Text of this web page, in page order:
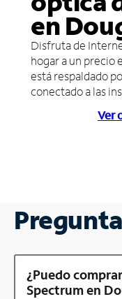
en
Disfruta de
hogar a un precio
está respaldado
conectado a las
Ver
¿Puedo
Spectrum en